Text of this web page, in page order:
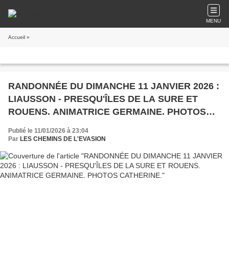
MENU
Accueil »
RANDONNÉE DU DIMANCHE 11 JANVIER 2026 :
LIAUSSON - PRESQU'ÎLES DE LA SURE ET
ROUENS. ANIMATRICE GERMAINE. PHOTOS
CATHERINE.
Publié le 11/01/2026 à 23:04
Par LES CHEMINS DE L'EVASION